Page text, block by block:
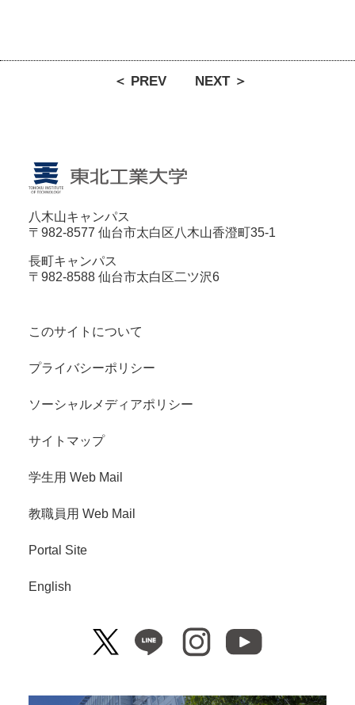
＜ PREV NEXT ＞
八木山キャンパス
〒982-8577 仙台市太白区八木山香澄町35-1
長町キャンパス
〒982-8588 仙台市太白区二ツ沢6
このサイトについて
プライバシーポリシー
ソーシャルメディアポリシー
サイトマップ
学生用 Web Mail
教職員用 Web Mail
Portal Site
English